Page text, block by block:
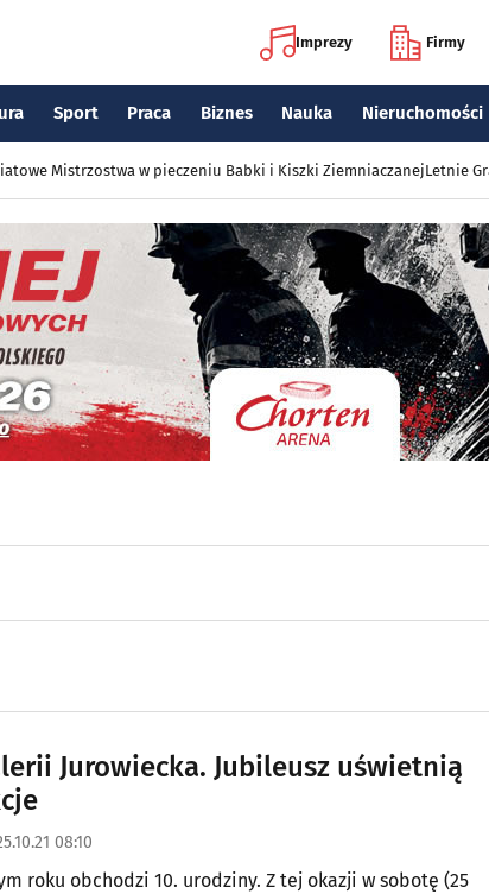
Imprezy Firmy
Sport Praca Biznes Nauka Nieruchomości
Mistrzostwa w pieczeniu Babki i Kiszki ZiemniaczanejLetnie
Jurowiecka. Jubileusz uświetnią
08:10
roku obchodzi 10. urodziny. Z tej okazji w sobotę (25